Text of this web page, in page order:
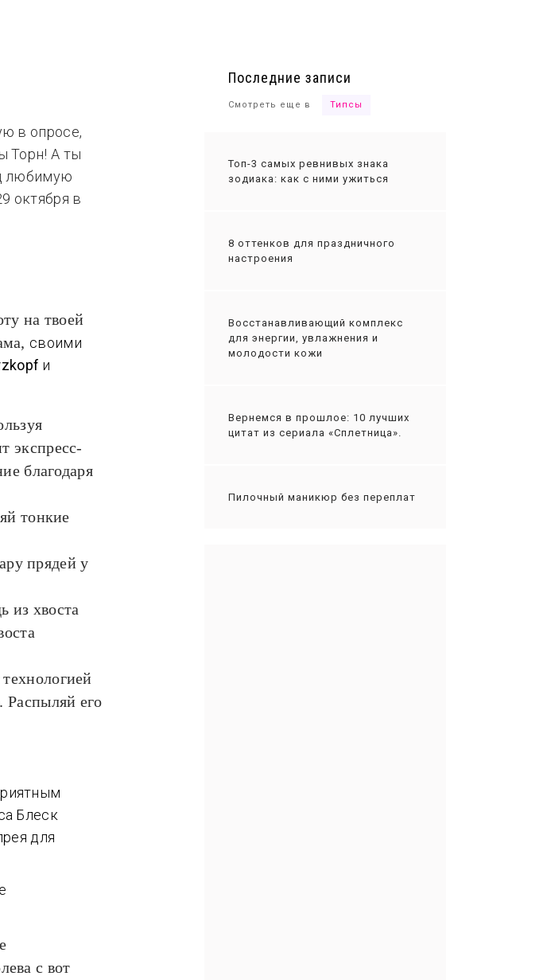
в опросе,
Торн! А ты
любимую
октября в
на твоей
своими
и
экспресс-
благодаря
тонкие
прядей у
из хвоста
Распыляй его
Блеск
для
с вот
Последние записи
Смотреть еще в Типсы
Топ-3 самых ревнивых знака
зодиака: как с ними ужиться
8 оттенков для праздничного
настроения
Восстанавливающий комплекс
для энергии, увлажнения и
молодости кожи
Вернемся в прошлое: 10 лучших
цитат из сериала «Сплетница».
Пилочный маникюр без переплат